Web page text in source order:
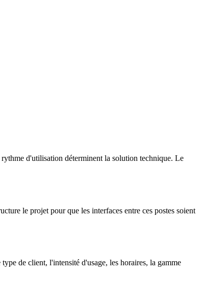
d'utilisation déterminent la solution technique. Le
le projet pour que les interfaces entre ces postes soient
de client, l'intensité d'usage, les horaires, la gamme